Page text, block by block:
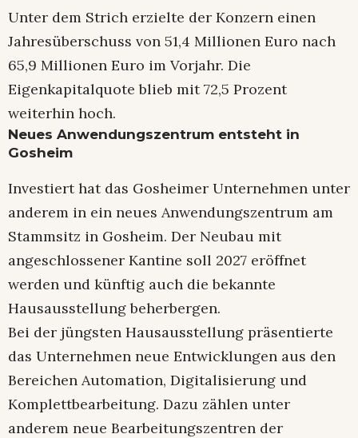
Unter dem Strich erzielte der Konzern einen
Jahresüberschuss von 51,4 Millionen Euro nach
65,9 Millionen Euro im Vorjahr. Die
Eigenkapitalquote blieb mit 72,5 Prozent
weiterhin hoch.
Neues Anwendungszentrum entsteht in
Gosheim
Investiert hat das Gosheimer Unternehmen unter
anderem in ein neues Anwendungszentrum am
Stammsitz in Gosheim. Der Neubau mit
angeschlossener Kantine soll 2027 eröffnet
werden und künftig auch die bekannte
Hausausstellung beherbergen.
Bei der jüngsten Hausausstellung präsentierte
das Unternehmen neue Entwicklungen aus den
Bereichen Automation, Digitalisierung und
Komplettbearbeitung. Dazu zählen unter
anderem neue Bearbeitungszentren der